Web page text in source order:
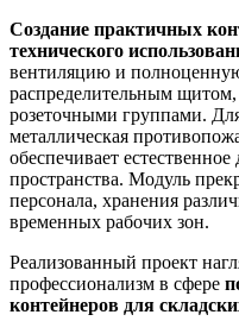
Создание практичных
технического
вентиляцию и
распределительным
розеточными группами.
металлическая
обеспечивает
пространства. Модуль
персонала, хранения
временных рабочих зон.
Реализованный проект
профессионализм в сфере
контейнеров для